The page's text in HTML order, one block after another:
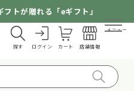
トが贈れる「eギフト」
探す ログイン カート 店舗情報
メニュー